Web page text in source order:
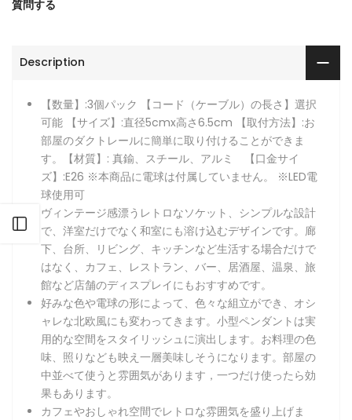
質問する
Description
【数量】:3個パック 【コード（ケーブル）の長さ】選択
可能 【サイズ】:直径5cmx高さ6.5cm 【取付方法】:お
部屋のダクトレールに簡単に取り付けることができま
す。【材質】: 真鍮、スチール、アルミ 【口金サイ
ズ】:E26 ※本商品に電球は付属していません。 ※LED電
球使用可
ヴィンテージ感漂うレトロなソケット、シンプルな設計
で、洋室だけでなく和室にも溶け込むデザインです。廊
下、台所、リビング、キッチンなど生活する場合だけで
はなく、カフェ、レストラン、バー、居酒屋、温泉、旅
館など店舗のディスプレイにもおすすめです。
好みな色や電球の形によって、色々な組立ができ、オシ
ャレな北欧風にも変わってきます。小型ペンダントは実
用的な空間をスタイリッシュに演出します。お料理の色
味、照りなども映え一層美味しそうになります。部屋の
中並べて使うと雰囲気があります，一つだけ使ったら効
果もあります。
カフェやおしゃれ空間でレトロな雰囲気を盛り上げま
サイドバーを開く